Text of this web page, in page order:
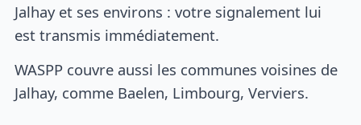
Jalhay et ses environs : votre signalement lui
est transmis immédiatement.
WASPP couvre aussi les communes voisines de
Jalhay, comme Baelen, Limbourg, Verviers.